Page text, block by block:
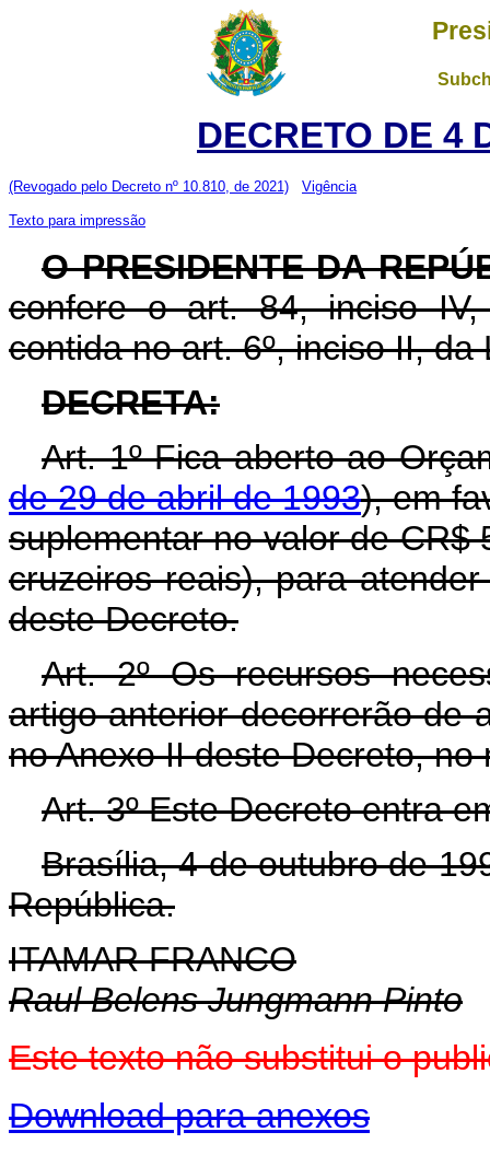
DECRETO DE 4
(Revogado pelo Decreto nº 10.810, de 2021) Vigência
Texto para impressão
O PRESIDENTE DA
confere o art. 84, inciso
contida no art. 6º, inciso II,
DECRETA:
Art. 1º Fica aberto ao
de 29 de abril de 1993), em
suplementar no valor de CR$
cruzeiros reais), para
deste Decreto.
Art. 2º Os recursos
artigo anterior decorrerão de
no Anexo II deste Decreto,
Art. 3º Este Decreto entra
Brasília, 4 de outubro de
República.
ITAMAR FRANCO
Raul Belens Jungmann Pinto
Este texto não substitui o
Download para anexos